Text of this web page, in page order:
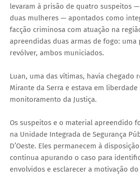
levaram à prisão de quatro suspeitos
duas mulheres — apontados como
facção criminosa com atuação na
apreendidas duas armas de fogo: uma
revólver, ambos municiados.
Luan, uma das vítimas, havia chegado
Mirante da Serra e estava em
monitoramento da Justiça.
Os suspeitos e o material apreendido
na Unidade Integrada de Segurança
D’Oeste. Eles permanecem à
continua apurando o caso para
envolvidos e esclarecer a motivação